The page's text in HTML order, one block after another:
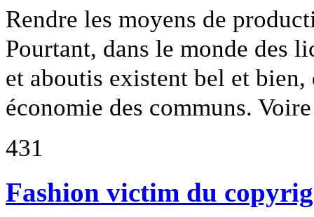
Rendre les moyens de
Pourtant, dans le monde des
et aboutis existent bel et
économie des communs.
431
Fashion victim du